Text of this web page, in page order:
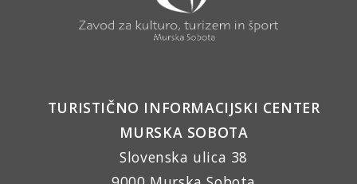
TURISTIČNO INFORMACIJSKI CENTER
MURSKA SOBOTA
Slovenska ulica 38